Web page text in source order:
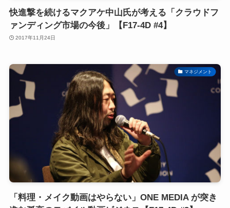
快進撃を続けるマクアケ中山氏が考える「クラウドフ
ァンディング市場の今後」【F17-4D #4】
2017年11月24日
マネジメント
「料理・メイク動画はやらない」ONE MEDIA が突き